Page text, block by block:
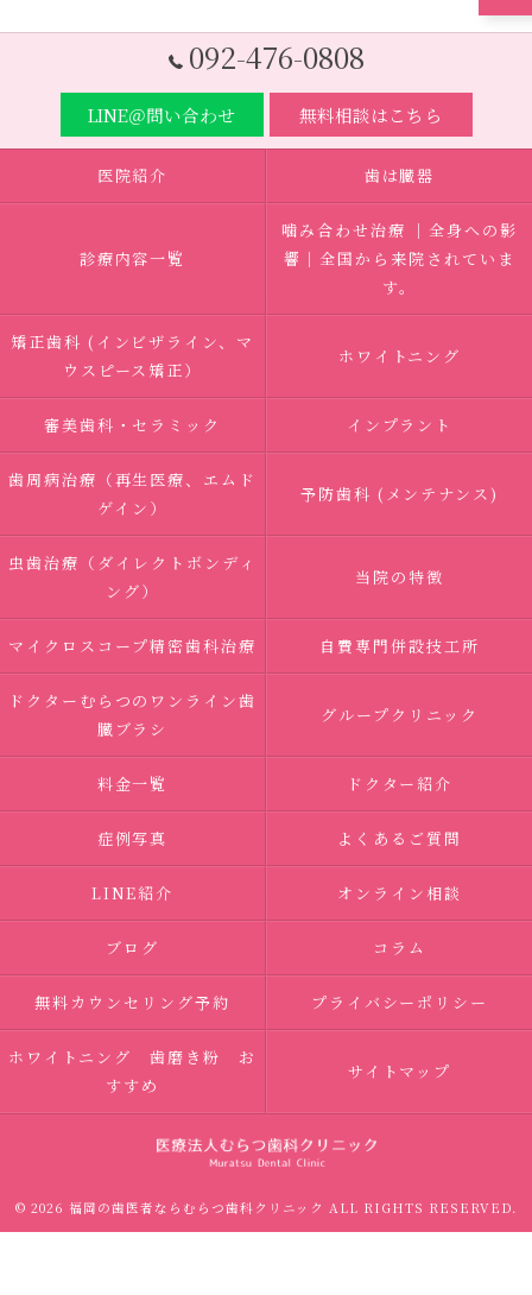
092-476-0808
LINE＠問い合わせ 無料相談はこちら
医院紹介 歯は臓器
診療内容一覧
噛み合わせ治療 ｜全身への影
響｜全国から来院されていま
す。
矯正歯科 (インビザライン、マ
ウスピース矯正）
ホワイトニング
審美歯科・セラミック インプラント
歯周病治療（再生医療、エムド
ゲイン）
予防歯科 (メンテナンス)
虫歯治療（ダイレクトボンディ
ング）
当院の特徴
マイクロスコープ精密歯科治療 自費専門併設技工所
ドクターむらつのワンライン歯
臓ブラシ
グループクリニック
料金一覧 ドクター紹介
症例写真 よくあるご質問
LINE紹介 オンライン相談
ブログ コラム
無料カウンセリング予約 プライバシーポリシー
ホワイトニング 歯磨き粉 お
すすめ
サイトマップ
© 2026 福岡の歯医者ならむらつ歯科クリニック ALL RIGHTS RESERVED.